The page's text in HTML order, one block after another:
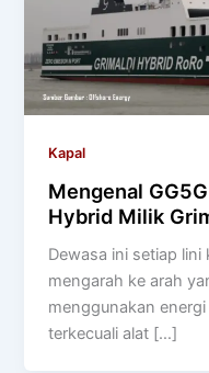
Kapal
Mengenal
Hybrid Milik
Dewasa ini setiap
mengarah ke arah
menggunakan
terkecuali alat […]